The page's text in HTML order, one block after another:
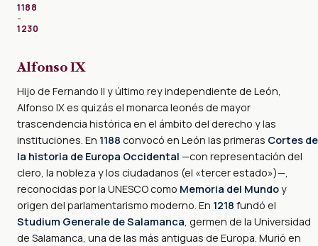
1188
–
1230
Alfonso IX
Hijo de Fernando II y último rey independiente de León,
Alfonso IX es quizás el monarca leonés de mayor
trascendencia histórica en el ámbito del derecho y las
instituciones. En 1188 convocó en León las primeras Cortes de
la historia de Europa Occidental —con representación del
clero, la nobleza y los ciudadanos (el «tercer estado»)—,
reconocidas por la UNESCO como Memoria del Mundoy
origen del parlamentarismo moderno. En 1218 fundó el
Studium Generale de Salamanca, germen de la Universidad
de Salamanca, una de las más antiguas de Europa. Murió en